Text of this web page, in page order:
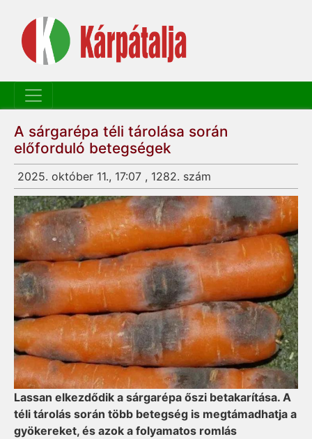
A sárgarépa téli tárolása során
előforduló betegségek
2025. október 11., 17:07 , 1282. szám
Lassan elkezdődik a sárgarépa őszi betakarítása. A
téli tárolás során több betegség is megtámadhatja a
gyökereket, és azok a folyamatos romlás